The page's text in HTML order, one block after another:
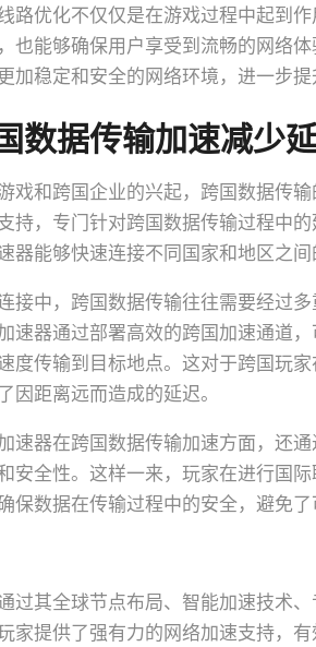
路优化不仅仅是在游戏过程中起到
也能够确保用户享受到流畅的网络
加稳定和安全的网络环境，进一步提
数据传输加速减少
戏和跨国企业的兴起，跨国数据传
持，专门针对跨国数据传输过程中
器能够快速连接不同国家和地区之
接中，跨国数据传输往往需要经过
速器通过部署高效的跨国加速通道
度传输到目标地点。这对于跨国玩
因距离远而造成的延迟。
速器在跨国数据传输加速方面，还
安全性。这样一来，玩家在进行国
保数据在传输过程中的安全，避免了
过其全球节点布局、智能加速技术
家提供了强有力的网络加速支持，